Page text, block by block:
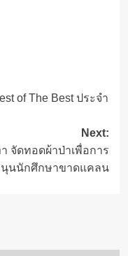
of The Best ประจำ
Next:
จัดทอดผ้าป่าเพื่อการ
นุนนักศึกษาขาดแคลน